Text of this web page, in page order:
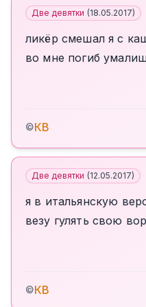
Две девятки (18.05.2017)
ликёр смешал я с
во мне погиб
©КВ
Две девятки (12.05.2017)
я в итальянскую
везу гулять свою
©КВ